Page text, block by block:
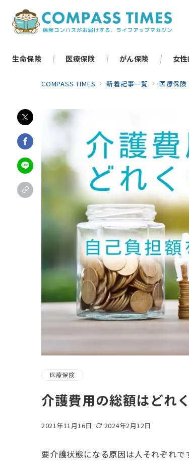
生命保険 医療保険 がん保険 女
COMPASS TIMES 新着記事一覧 医療保険
医療保険
介護費用の総額はどれ
2021年11月16日 2024年2月12日
要介護状態になる原因は人それぞれ